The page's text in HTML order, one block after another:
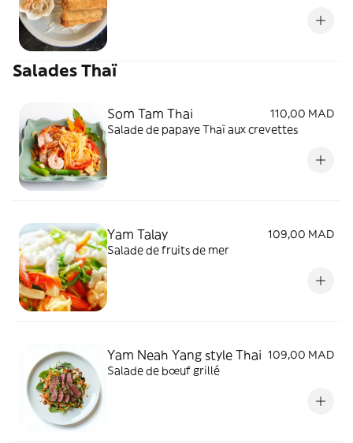
Salades Thaï
Som Tam Thai
110,00 MAD
Salade de papaye Thaï aux crevettes
Yam Talay
109,00 MAD
Salade de fruits de mer
Yam Neah Yang style Thai 109,00 MAD
Salade de bœuf grillé